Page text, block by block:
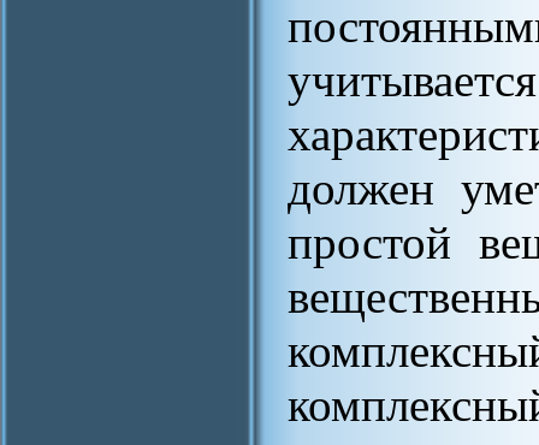
должен
простой